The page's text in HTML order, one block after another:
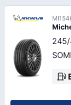
245/